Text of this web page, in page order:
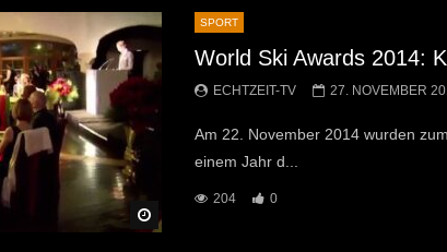
SPORT
World Ski Awards 2014:
ECHTZEIT-TV 27. NOVEMBER
Am 22. November 2014 wurden
einem Jahr d...
204 0